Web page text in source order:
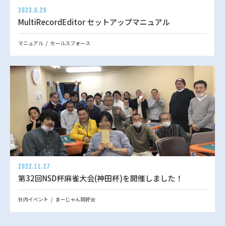
2023.6.29
MultiRecordEditor セットアップマニュアル
マニュアル セールスフォース
2022.11.27
第32回NSD杯麻雀大会(神田杯)を開催しました！
社内イベント まーじゃん同好会